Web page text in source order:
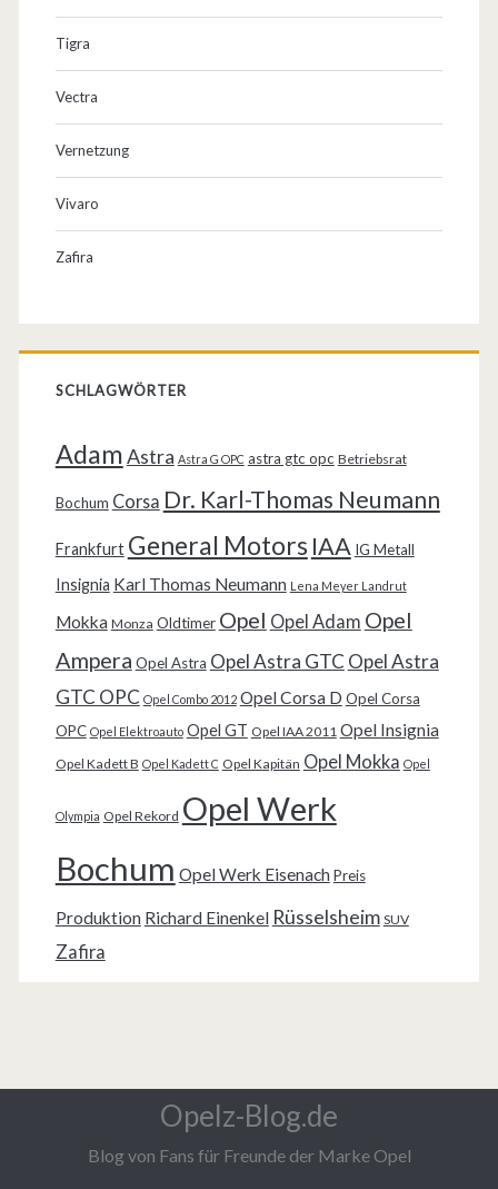
Tigra
Vectra
Vernetzung
Vivaro
Zafira
SCHLAGWÖRTER
AdamAstra Astra G OPC astra gtc opc Betriebsrat
Bochum Corsa Dr. Karl-Thomas Neumann
Frankfurt General Motors IAA IG Metall
Insignia Karl Thomas Neumann Lena Meyer Landrut
Mokka Monza Oldtimer Opel Opel Adam Opel
Ampera Opel Astra Opel Astra GTC Opel Astra
GTC OPC Opel Combo 2012 Opel Corsa D Opel Corsa
OPC Opel Elektroauto Opel GT Opel IAA 2011 Opel Insignia
Opel Kadett B Opel Kadett C Opel Kapitän Opel Mokka Opel
Olympia Opel Rekord Opel Werk
Bochum Opel Werk Eisenach Preis
Produktion Richard Einenkel Rüsselsheim SUV
Zafira
Opelz-Blog.de
Blog von Fans für Freunde der Marke Opel